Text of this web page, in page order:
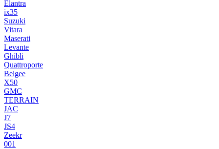
Elantra
ix35
Suzuki
Vitara
Maserati
Levante
Ghibli
Quattroporte
Belgee
X50
GMC
TERRAIN
JAC
J7
JS4
Zeekr
001